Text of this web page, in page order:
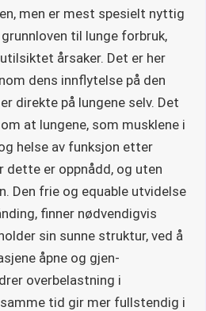
men er mest spesielt nyttig
til lunge forbruk,
årsaker. Det er her
dens innflytelse på den
direkte på lungene selv. Det
at lungene, som musklene i
helse av funksjon etter
dette er oppnådd, og uten
Den frie og equable utvidelse
finner nødvendigvis
sin sunne struktur, ved å
åpne og gjen-
overbelastning i
tid gir mer fullstendig i